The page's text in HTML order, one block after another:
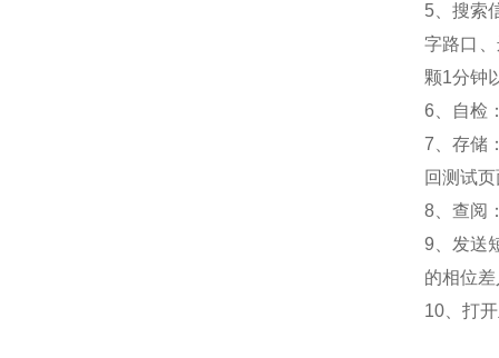
5、搜索
字路口
颗1分钟
6、自检
7、存储
回测试
8、查阅
9、发送
的相位
10、打